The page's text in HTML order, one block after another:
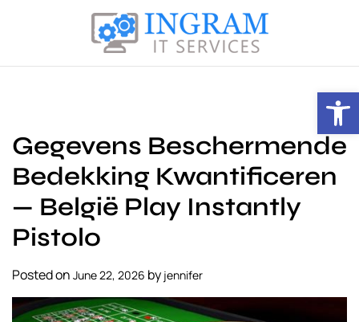
Open toolbar
p
I
a
m
I
T
S
e
v
i
c
Gegevens Beschermende
Bedekking Kwantificeren
— België Play Instantly
Pistolo
Posted on June 22, 2026 by jennifer